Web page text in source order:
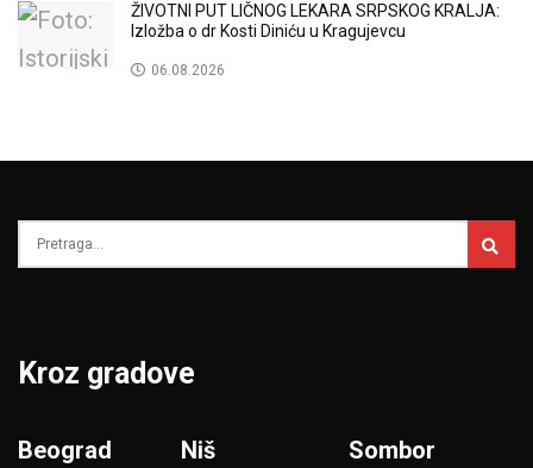
ŽIVOTNI PUT LIČNOG LEKARA SRPSKOG KRALJA:
Izložba o dr Kosti Diniću u Kragujevcu
06.08.2026
Kroz gradove
Beograd Niš Sombor